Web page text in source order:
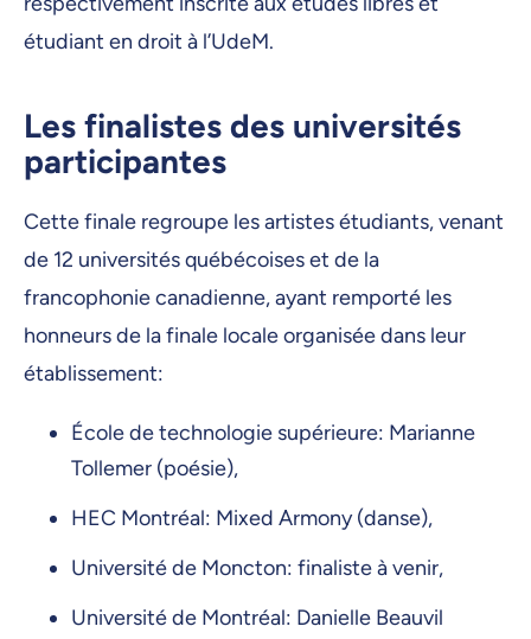
étudiant en droit à l’UdeM.
Les finalistes des universités
participantes
Cette finale regroupe les artistes étudiants, venant
de 12 universités québécoises et de la
francophonie canadienne, ayant remporté les
honneurs de la finale locale organisée dans leur
établissement:
École de technologie supérieure: Marianne
Tollemer (poésie),
HEC Montréal: Mixed Armony (danse),
Université de Moncton: finaliste à venir,
Université de Montréal: Danielle Beauvil